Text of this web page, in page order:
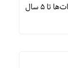
اینترنت در تسخیر ربات‌ها / ترافیک بات‌ها تا ۵ سال